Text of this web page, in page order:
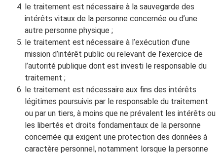
le traitement est nécessaire à la sauvegarde des
intérêts vitaux de la personne concernée ou d’une
autre personne physique ;
le traitement est nécessaire à l’exécution d’une
mission d’intérêt public ou relevant de l’exercice de
l’autorité publique dont est investi le responsable du
traitement ;
le traitement est nécessaire aux fins des intérêts
légitimes poursuivis par le responsable du traitement
ou par un tiers, à moins que ne prévalent les intérêts ou
les libertés et droits fondamentaux de la personne
concernée qui exigent une protection des données à
caractère personnel, notamment lorsque la personne